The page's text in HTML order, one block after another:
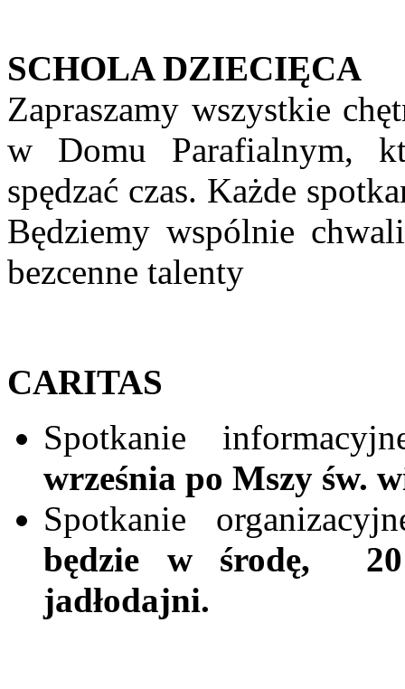
SCHOLA DZIECIĘCA
Zapraszamy wszystkie
w Domu Parafialnym,
spędzać czas. Każde
Będziemy wspólnie
bezcenne talenty
CARITAS
Spotkanie
września po Mszy św.
Spotkanie
będzie w środę,
jadłodajni.